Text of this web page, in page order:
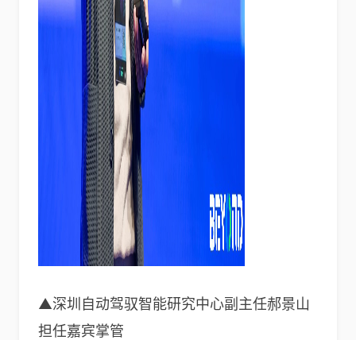
▲深圳自动驾驭智能研究中心副主任郝景山
担任嘉宾掌管